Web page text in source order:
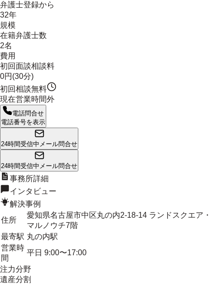
弁護士登録から
32年
規模
在籍弁護士数
2名
費用
初回面談相談料
0円(30分)
初回相談無料
現在営業時間外
電話問合せ
電話番号を表示
24時間受信中 メール問合せ
24時間受信中 メール問合せ
事務所詳細
インタビュー
解決事例
住所
愛知県名古屋市中区丸の内2-18-14 ランドスクエア・
マルノウチ7階
最寄駅 丸の内駅
営業時
間
平日 9:00〜17:00
注力分野
遺産分割